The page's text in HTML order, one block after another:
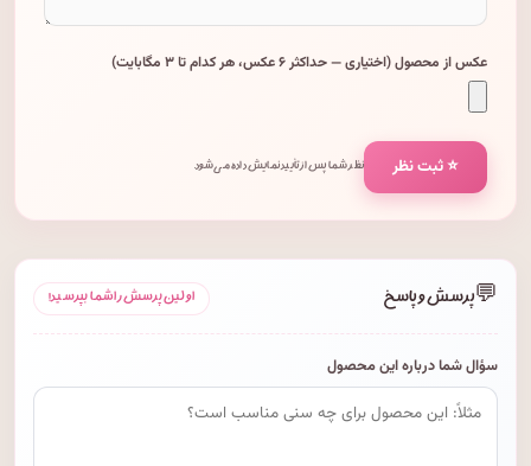
عکس از محصول (اختیاری — حداکثر ۶ عکس، هر کدام تا ۳ مگابایت)
⭐ ثبت نظر نظر شما پس از تأیید نمایش داده می‌شود.
💬پرسش و پاسخ اولین پرسش را شما بپرسید!
سؤال شما درباره این محصول